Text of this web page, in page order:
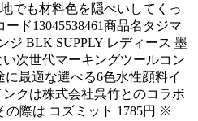
でも材料色を隠ぺいしてくっ
ド13045538461商品名タジマ
ジ BLK SUPPLY レディース 墨
次世代マーキングツールコン
最適な選べる6色水性顔料イ
クは株式会社呉竹とのコラボ
の際は コズミット 1785円 ※